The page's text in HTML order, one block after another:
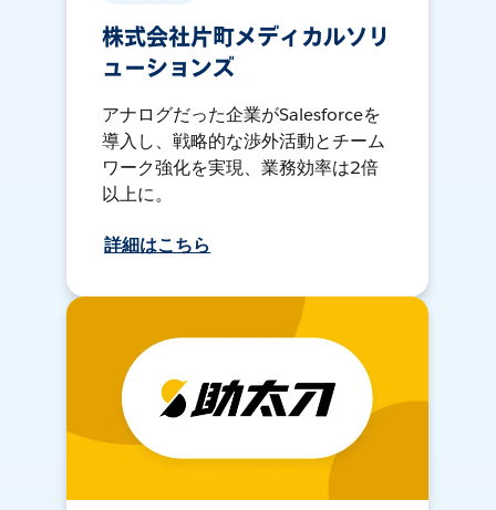
株式会社片町メディカルソリ
ューションズ
アナログだった企業がSalesforceを
導入し、戦略的な渉外活動とチーム
ワーク強化を実現、業務効率は2倍
以上に。
詳細はこちら